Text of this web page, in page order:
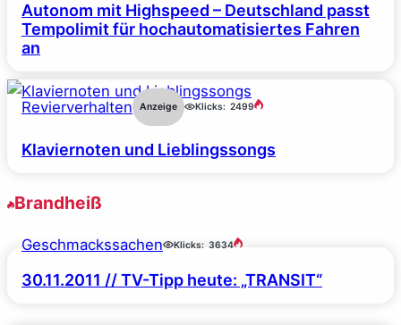
Autonom mit Highspeed – Deutschland passt
Tempolimit für hochautomatisiertes Fahren
an
Revierverhalten Anzeige Klicks: 2499
Klaviernoten und Lieblingssongs
Brandheiß
Geschmackssachen Klicks: 3634
30.11.2011 // TV-Tipp heute: „TRANSIT“